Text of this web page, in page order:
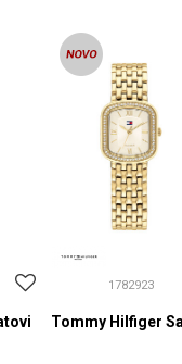
1782923
Tommy Hilfiger